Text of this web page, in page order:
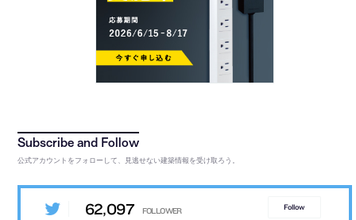
公式アカウントをフォローして、見逃せない建築情報を受け取ろう。
62,097 Follow